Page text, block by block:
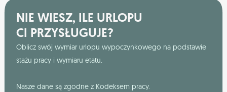
NIE WIESZ, ILE URLOPU
CI PRZYSŁUGUJE?
Oblicz swój wymiar urlopu wypoczynkowego na podstawie
stażu pracy i wymiaru etatu.
Nasze dane są zgodne z Kodeksem pracy.